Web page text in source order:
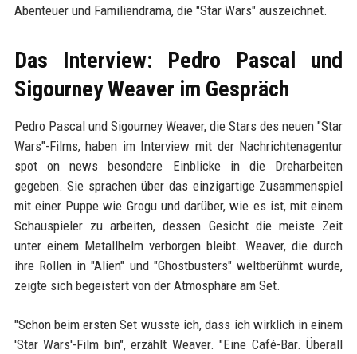
Abenteuer und Familiendrama, die "Star Wars" auszeichnet.
Das Interview: Pedro Pascal und
Sigourney Weaver im Gespräch
Pedro Pascal und Sigourney Weaver, die Stars des neuen "Star
Wars"-Films, haben im Interview mit der Nachrichtenagentur
spot on news besondere Einblicke in die Dreharbeiten
gegeben. Sie sprachen über das einzigartige Zusammenspiel
mit einer Puppe wie Grogu und darüber, wie es ist, mit einem
Schauspieler zu arbeiten, dessen Gesicht die meiste Zeit
unter einem Metallhelm verborgen bleibt. Weaver, die durch
ihre Rollen in "Alien" und "Ghostbusters" weltberühmt wurde,
zeigte sich begeistert von der Atmosphäre am Set.
"Schon beim ersten Set wusste ich, dass ich wirklich in einem
'Star Wars'-Film bin", erzählt Weaver. "Eine Café-Bar. Überall